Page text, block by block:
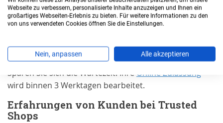
Bearbeitungszeit
Für die Zulassung Ihres Autos inOstallgäubenötigen
Sie einen Termin.
Sparen Sie sich die Wartezeit: Ihre Online Zulassung
wird binnen 3 Werktagen bearbeitet.
Erfahrungen von Kunden bei Trusted
Shops
Webseite zu verbessern, personalisierte Inhalte anzuzeigen und Ihnen ein
großartiges Webseiten-Erlebnis zu bieten. Für weitere Informationen zu den
von uns verwendeten Cookies öffnen Sie die Einstellungen.
Nein, anpassen Alle akzeptieren